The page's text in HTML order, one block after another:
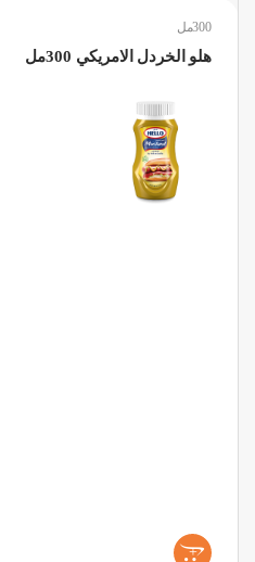
300مل
هلو الخردل الامريكي 300مل
+